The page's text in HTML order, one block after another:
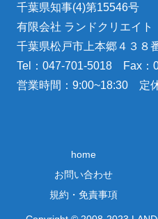
千葉県知事(4)第15546号
有限会社 ランドクリエイト
千葉県松戸市上本郷４３８
Tel：047-701-5018 Fax：
営業時間：9:00~18:30 定
home
お問い合わせ
規約・免責事項